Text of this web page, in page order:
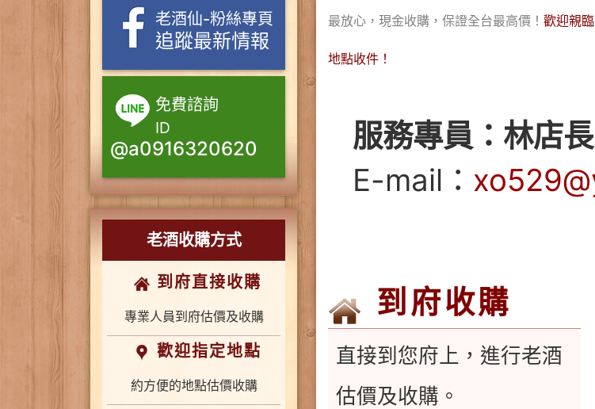
最放心，現金收購，保證全台最高價！ 歡迎親
地點收件！
服務專員：林店長
E-mail：
到府收購
直接到您府上，進行老酒
估價及收購。
老酒仙-粉絲專頁
追蹤最新情報
免費諮詢
ID
@a0916320620
老酒收購方式
到府直接收購
專業人員到府估價及收購
歡迎指定地點
約方便的地點估價收購